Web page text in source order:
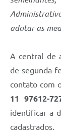
adotar as
A central de
de segunda-
contato com
11 97612-
identificar a
cadastrados.